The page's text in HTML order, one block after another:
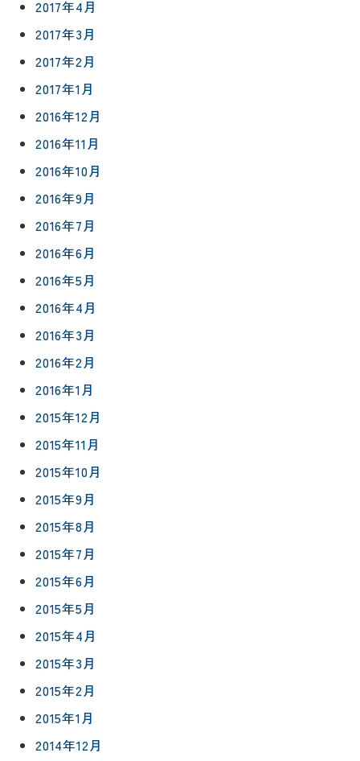
2017年4月
2017年3月
2017年2月
2017年1月
2016年12月
2016年11月
2016年10月
2016年9月
2016年7月
2016年6月
2016年5月
2016年4月
2016年3月
2016年2月
2016年1月
2015年12月
2015年11月
2015年10月
2015年9月
2015年8月
2015年7月
2015年6月
2015年5月
2015年4月
2015年3月
2015年2月
2015年1月
2014年12月